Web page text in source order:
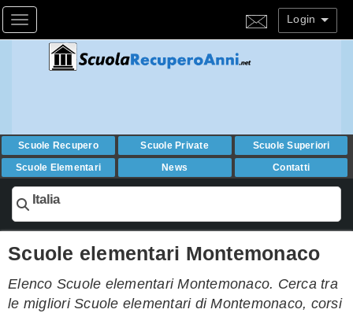
Toggle navigation Login
Scuole Recupero Scuole Private
Scuole Superiori
Scuole Elementari
News Contatti
Italia
Scuole elementari Montemonaco
Elenco Scuole elementari Montemonaco. Cerca tra
le migliori Scuole elementari di Montemonaco, corsi